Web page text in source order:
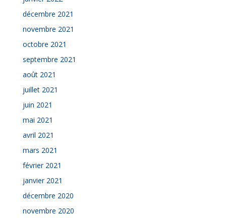
décembre 2021
novembre 2021
octobre 2021
septembre 2021
août 2021
juillet 2021
juin 2021
mai 2021
avril 2021
mars 2021
février 2021
janvier 2021
décembre 2020
novembre 2020